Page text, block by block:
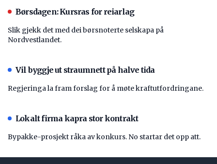
Børsdagen: Kursras for reiarlag
Slik gjekk det med dei børsnoterte selskapa på
Nordvestlandet.
Vil byggje ut straumnett på halve tida
Regjeringa la fram forslag for å møte kraftutfordringane.
Lokalt firma kapra stor kontrakt
Bypakke-prosjekt råka av konkurs. No startar det opp att.